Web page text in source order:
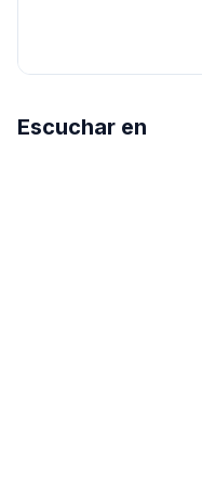
Escuchar en